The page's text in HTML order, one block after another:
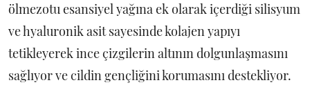
ölmezotu esansiyel yağına ek olarak içerdiği silisyum
ve hyaluronik asit sayesinde kolajen yapıyı
tetikleyerek ince çizgilerin altının dolgunlaşmasını
sağlıyor ve cildin gençliğini korumasını destekliyor.